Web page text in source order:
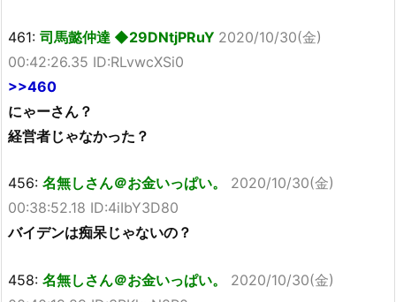
461: 司馬懿仲達 ◆29DNtjPRuY 2020/10/30(金)
00:42:26.35 ID:RLvwcXSi0
>>460
にゃーさん？
経営者じゃなかった？
456: 名無しさん＠お金いっぱい。
2020/10/30(金)
00:38:52.18 ID:4iIbY3D80
バイデンは痴呆じゃないの？
458: 名無しさん＠お金いっぱい。
2020/10/30(金)